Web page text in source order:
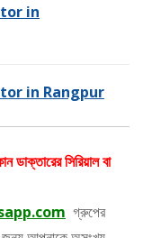
in
in Rangpur
ডাক্তারের সিরিয়াল বা
গ্রুপের